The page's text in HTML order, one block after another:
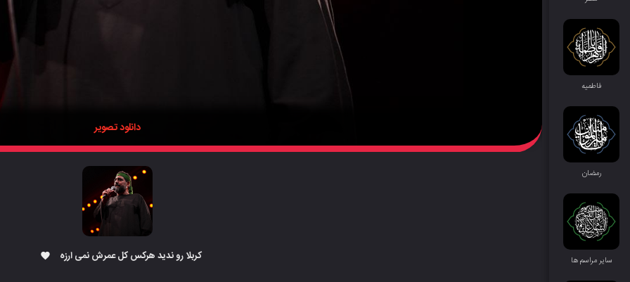
فاطمیه
رمضان
سایر مراسم‌ ها
دانلود تصویر
کربلا رو ندید هرکس کل عمرش نمی ارزه favorite